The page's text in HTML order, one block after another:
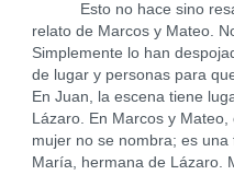
Esto no hace sino
relato de Marcos y Mateo.
Simplemente lo han
de lugar y personas para
En Juan, la escena tiene
Lázaro. En Marcos y
mujer no se nombra; es
María, hermana de Lázaro.